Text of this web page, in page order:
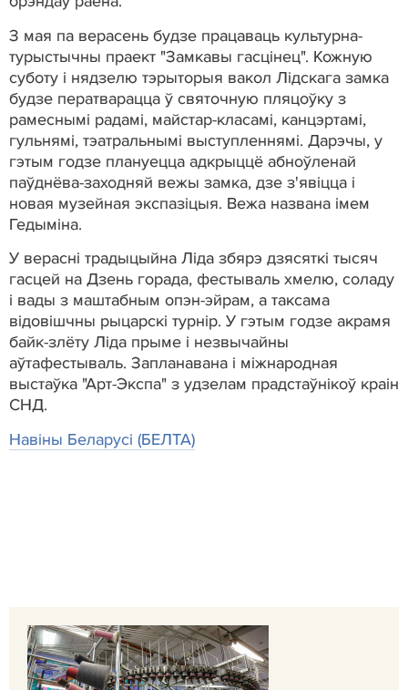
З мая па верасень будзе працаваць культурна-
турыстычны праект "Замкавы гасцінец". Кожную
суботу і нядзелю тэрыторыя вакол Лідскага замка
будзе ператварацца ў святочную пляцоўку з
рамеснымі радамі, майстар-класамі, канцэртамі,
гульнямі, тэатральнымі выступленнямі. Дарэчы, у
гэтым годзе плануецца адкрыццё абноўленай
паўднёва-заходняй вежы замка, дзе з'явіцца і
новая музейная экспазіцыя. Вежа названа імем
Гедыміна.
У верасні традыцыйна Ліда збярэ дзясяткі тысяч
гасцей на Дзень горада, фестываль хмелю, соладу
і вады з маштабным опэн-эйрам, а таксама
відовішчны рыцарскі турнір. У гэтым годзе акрамя
байк-злёту Ліда прыме і незвычайны
аўтафестываль. Запланавана і міжнародная
выстаўка "Арт-Экспа" з удзелам прадстаўнікоў краін
СНД.
Навіны Беларусі (БЕЛТА)